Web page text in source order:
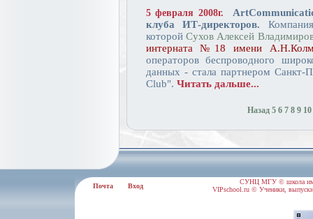
5 февраля 2008г.
клуба ИТ-директоров.
которой Сухов Алексей
интерната №18 имени
операторов беспроводного
данных - стала партнером Санкт-
Club". Читать дальше...
Назад 5 6 7 8 9 10
Почта Вход
СУНЦ МГУ © школа
VIPschool.ru © Ученики,